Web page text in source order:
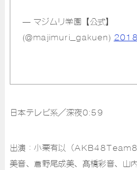
— マジムリ学園【公式】
(@majimuri_gakuen)
日本テレビ系／深夜0:59
出演：小栗有以（AKB48Team8
美音、倉野尾成美、髙橋彩音、山